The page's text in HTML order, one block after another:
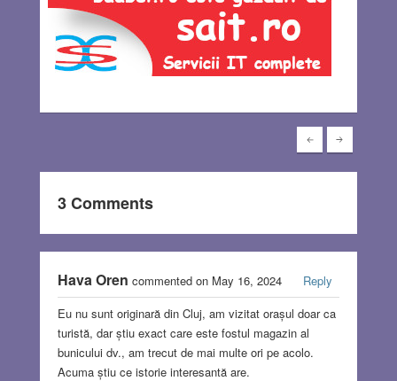
3 Comments
Hava Oren commented on May 16, 2024
Reply
Eu nu sunt originară din Cluj, am vizitat orașul doar ca
turistă, dar știu exact care este fostul magazin al
bunicului dv., am trecut de mai multe ori pe acolo.
Acuma știu ce istorie interesantă are.